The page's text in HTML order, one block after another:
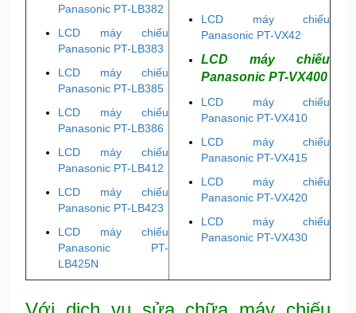
Panasonic PT-LB382
LCD máy chiếu
Panasonic PT-LB383
LCD máy chiếu
Panasonic PT-LB385
LCD máy chiếu
Panasonic PT-LB386
LCD máy chiếu
Panasonic PT-LB412
LCD máy chiếu
Panasonic PT-LB423
LCD máy chiếu
Panasonic PT-
LB425N
LCD máy chiếu
Panasonic PT-VX42
LCD máy chiếu
Panasonic PT-VX400
LCD máy chiếu
Panasonic PT-VX410
LCD máy chiếu
Panasonic PT-VX415
LCD máy chiếu
Panasonic PT-VX420
LCD máy chiếu
Panasonic PT-VX430